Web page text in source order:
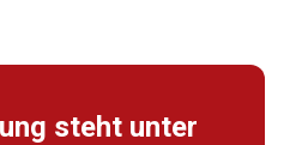
steht unter